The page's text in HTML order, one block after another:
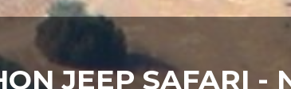
JEEP SAFARI -